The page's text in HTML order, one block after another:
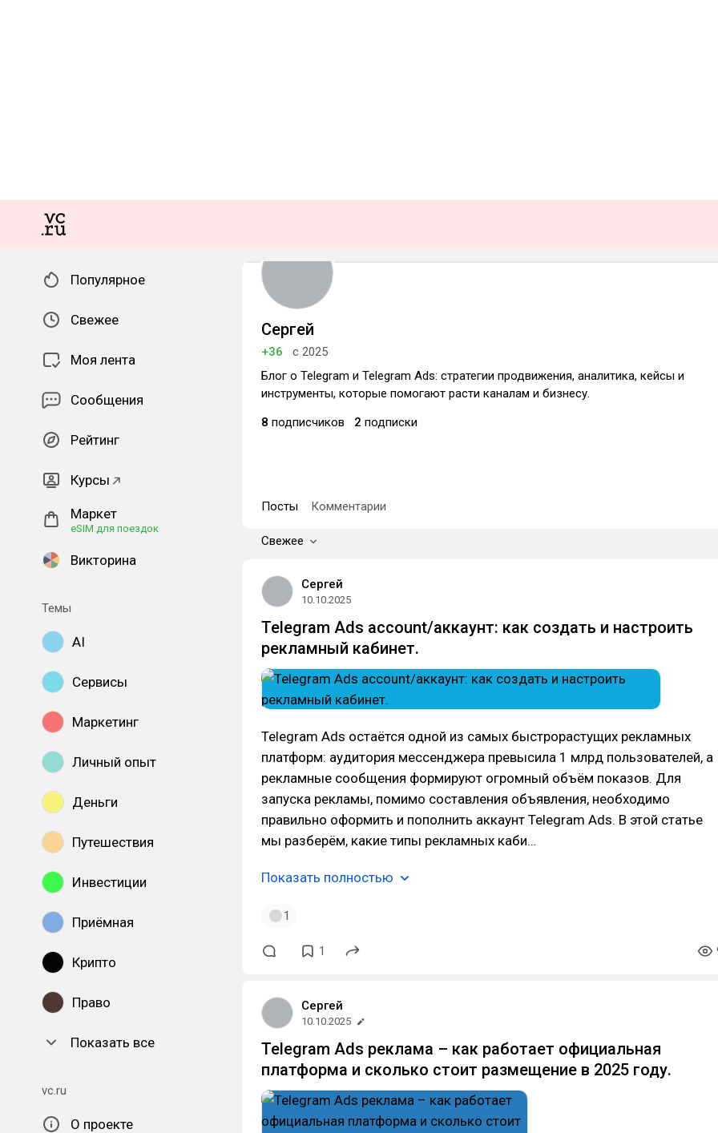
Популярное
Свежее
Моя лента
Сообщения
Рейтинг
Курсы
Маркет
eSIM для поездок
Викторина
Темы
AI
Сервисы
Маркетинг
Личный опыт
Деньги
Путешествия
Инвестиции
Приёмная
Крипто
Право
Показать все
vc.ru
О проекте
Сергей
+36
с 2025
Блог о Telegram и Telegram Ads: стратегии продвижения, аналитика, кейсы и
инструменты, которые помогают расти каналам и бизнесу.
8 подписчиков 2 подписки
Посты Комментарии
Свежее
Сергей
10.10.2025
Telegram Ads account/аккаунт: как создать и настроить
рекламный кабинет.
Telegram Ads остаётся одной из самых быстрорастущих рекламных
платформ: аудитория мессенджера превысила 1 млрд пользователей, а
рекламные сообщения формируют огромный объём показов. Для
запуска рекламы, помимо составления объявления, необходимо
правильно оформить и пополнить аккаунт Telegram Ads. В этой статье
мы разберём, какие типы рекламных каби…
Показать полностью
1
1
Сергей
10.10.2025
Telegram Ads реклама – как работает официальная
платформа и сколько стоит размещение в 2025 году.